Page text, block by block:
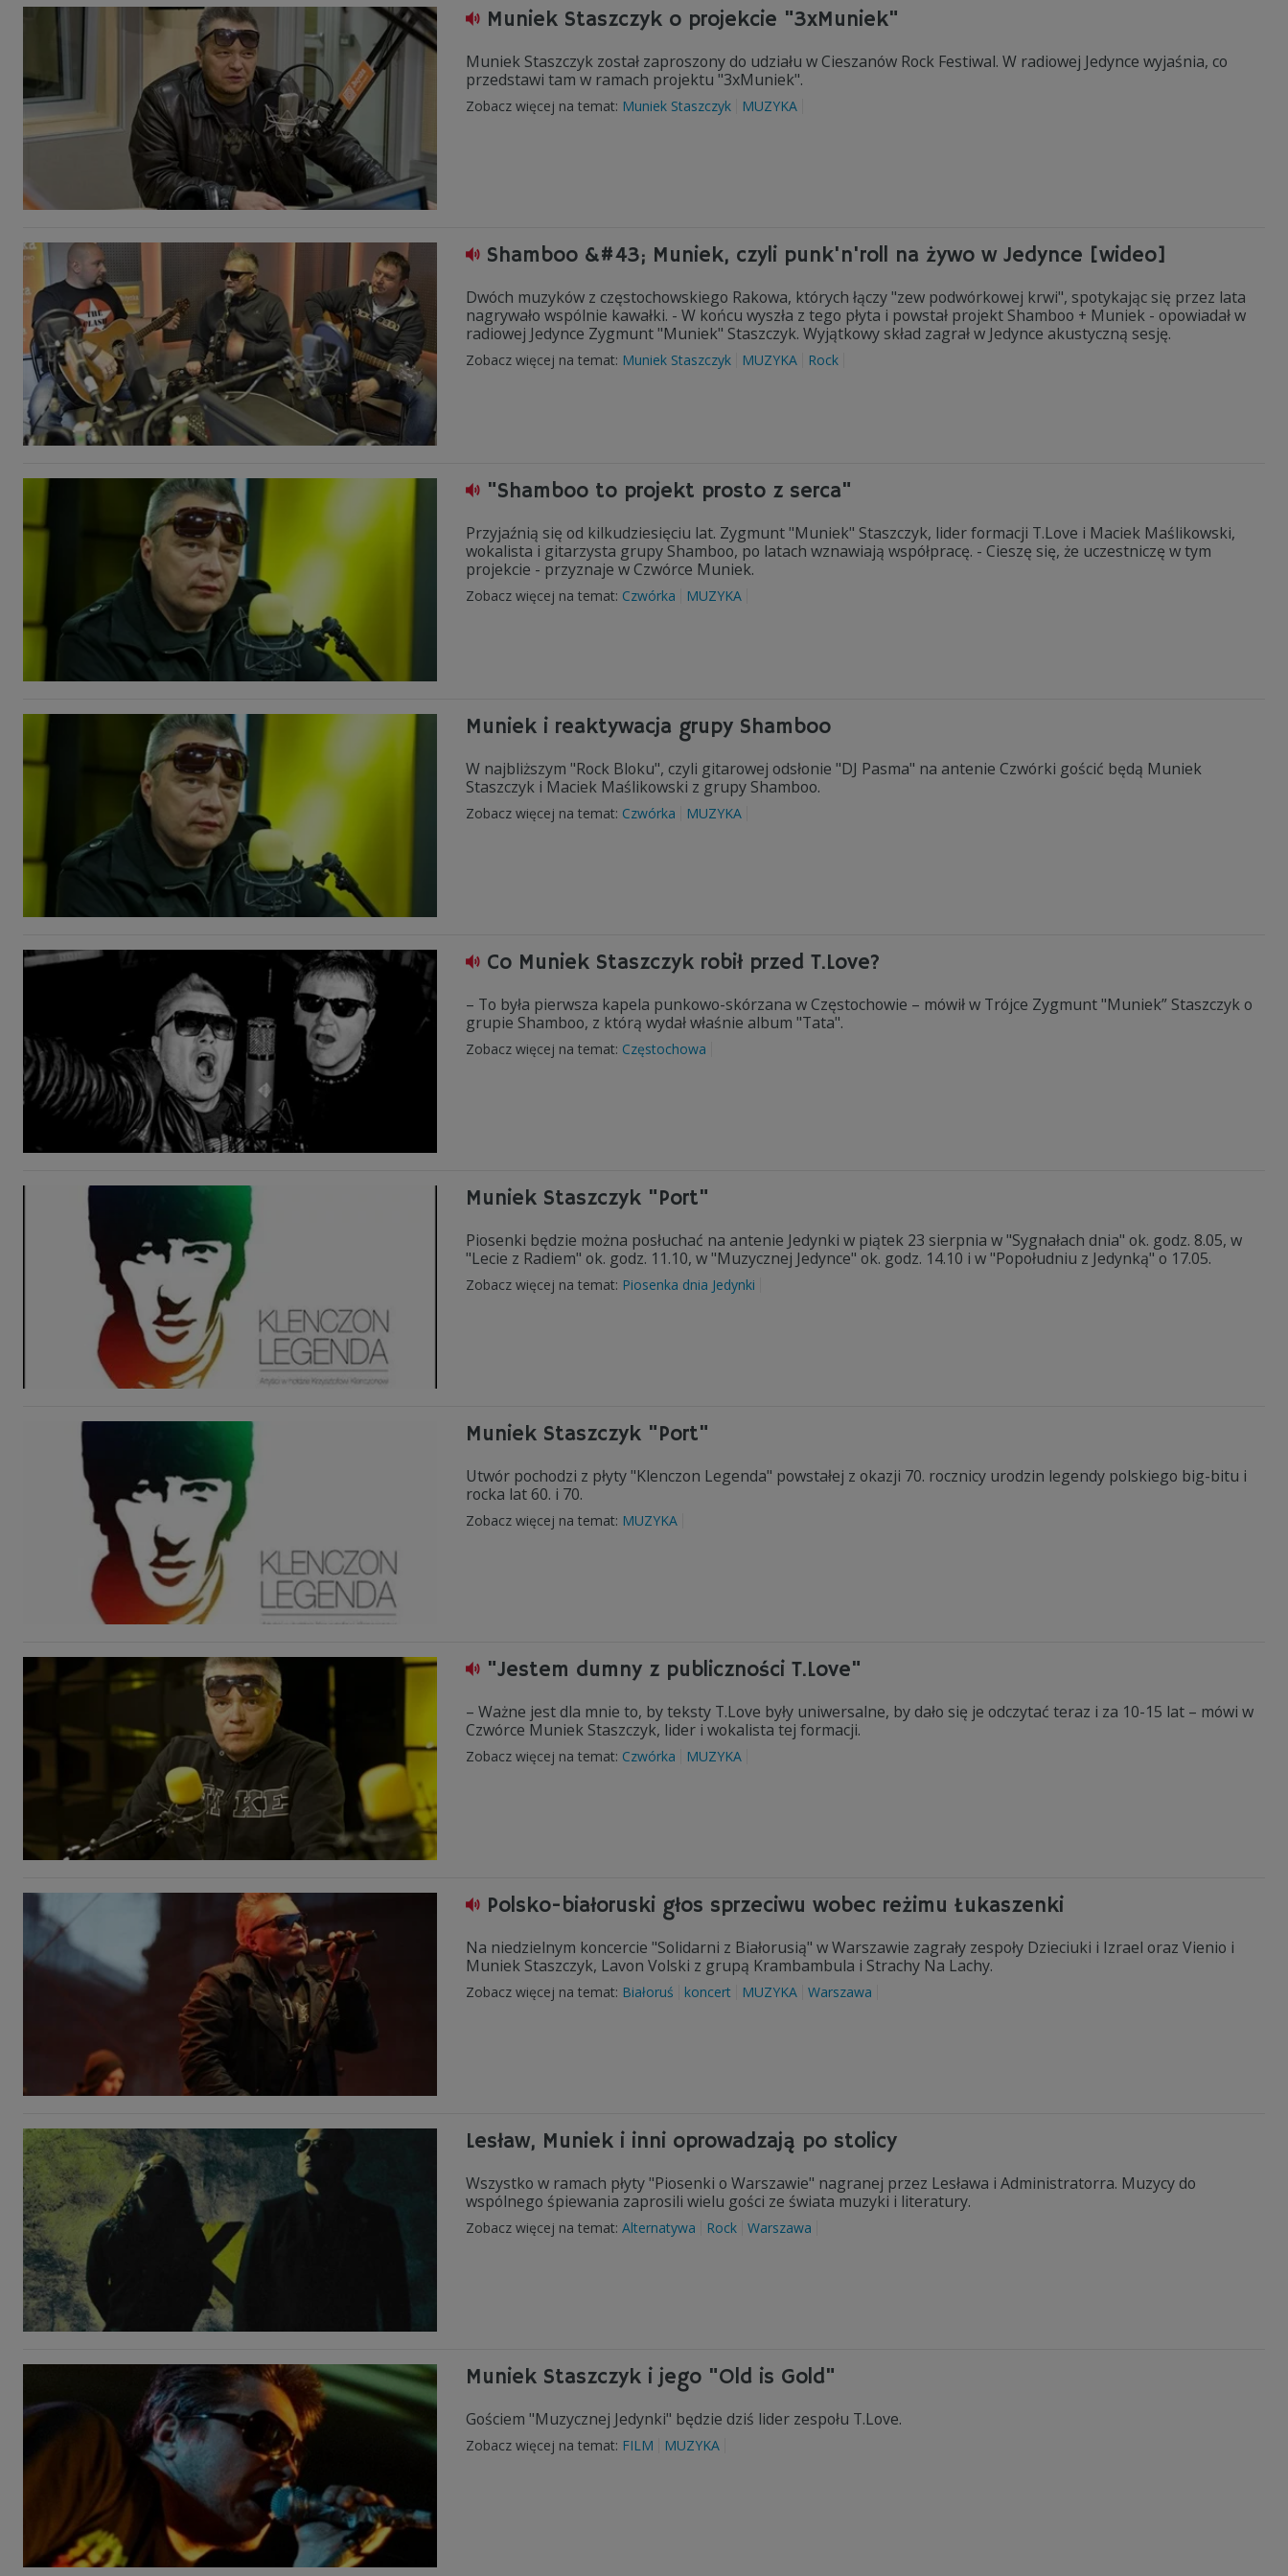
Muniek Staszczyk o projekcie "3xMuniek"
Muniek Staszczyk został zaproszony do udziału w Cieszanów Rock Festiwal. W radiowej Jedynce wyjaśnia, co
przedstawi tam w ramach projektu "3xMuniek".
Zobacz więcej na temat: Muniek Staszczyk MUZYKA
Shamboo &#43; Muniek, czyli punk'n'roll na żywo w Jedynce [wideo]
Dwóch muzyków z częstochowskiego Rakowa, których łączy "zew podwórkowej krwi", spotykając się przez lata
nagrywało wspólnie kawałki. - W końcu wyszła z tego płyta i powstał projekt Shamboo + Muniek - opowiadał w
radiowej Jedynce Zygmunt "Muniek" Staszczyk. Wyjątkowy skład zagrał w Jedynce akustyczną sesję.
Zobacz więcej na temat: Muniek Staszczyk MUZYKA Rock
"Shamboo to projekt prosto z serca"
Przyjaźnią się od kilkudziesięciu lat. Zygmunt "Muniek" Staszczyk, lider formacji T.Love i Maciek Maślikowski,
wokalista i gitarzysta grupy Shamboo, po latach wznawiają współpracę. - Cieszę się, że uczestniczę w tym
projekcie - przyznaje w Czwórce Muniek.
Zobacz więcej na temat: Czwórka MUZYKA
Muniek i reaktywacja grupy Shamboo
W najbliższym "Rock Bloku", czyli gitarowej odsłonie "DJ Pasma" na antenie Czwórki gościć będą Muniek
Staszczyk i Maciek Maślikowski z grupy Shamboo.
Zobacz więcej na temat: Czwórka MUZYKA
Co Muniek Staszczyk robił przed T.Love?
– To była pierwsza kapela punkowo-skórzana w Częstochowie – mówił w Trójce Zygmunt "Muniek” Staszczyk o
grupie Shamboo, z którą wydał właśnie album "Tata".
Zobacz więcej na temat: Częstochowa
Muniek Staszczyk "Port"
Piosenki będzie można posłuchać na antenie Jedynki w piątek 23 sierpnia w "Sygnałach dnia" ok. godz. 8.05, w
"Lecie z Radiem" ok. godz. 11.10, w "Muzycznej Jedynce" ok. godz. 14.10 i w "Popołudniu z Jedynką" o 17.05.
Zobacz więcej na temat: Piosenka dnia Jedynki
Muniek Staszczyk "Port"
Utwór pochodzi z płyty "Klenczon Legenda" powstałej z okazji 70. rocznicy urodzin legendy polskiego big-bitu i
rocka lat 60. i 70.
Zobacz więcej na temat: MUZYKA
"Jestem dumny z publiczności T.Love"
– Ważne jest dla mnie to, by teksty T.Love były uniwersalne, by dało się je odczytać teraz i za 10-15 lat – mówi w
Czwórce Muniek Staszczyk, lider i wokalista tej formacji.
Zobacz więcej na temat: Czwórka MUZYKA
Polsko-białoruski głos sprzeciwu wobec reżimu Łukaszenki
Na niedzielnym koncercie "Solidarni z Białorusią" w Warszawie zagrały zespoły Dzieciuki i Izrael oraz Vienio i
Muniek Staszczyk, Lavon Volski z grupą Krambambula i Strachy Na Lachy.
Zobacz więcej na temat: Białoruś koncert MUZYKA Warszawa
Lesław, Muniek i inni oprowadzają po stolicy
Wszystko w ramach płyty "Piosenki o Warszawie" nagranej przez Lesława i Administratorra. Muzycy do
wspólnego śpiewania zaprosili wielu gości ze świata muzyki i literatury.
Zobacz więcej na temat: Alternatywa Rock Warszawa
Muniek Staszczyk i jego "Old is Gold"
Gościem "Muzycznej Jedynki" będzie dziś lider zespołu T.Love.
Zobacz więcej na temat: FILM MUZYKA